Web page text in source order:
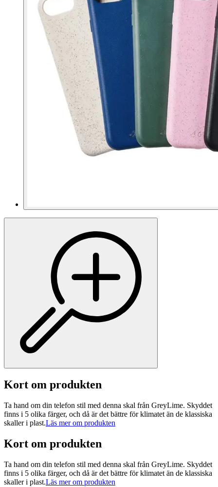
Kort om produkten
Ta hand om din telefon stil med denna skal från GreyLime. Skyddet
finns i 5 olika färger, och då är det bättre för klimatet än de klassiska
skaller i plast.Läs mer om produkten
Kort om produkten
Ta hand om din telefon stil med denna skal från GreyLime. Skyddet
finns i 5 olika färger, och då är det bättre för klimatet än de klassiska
skaller i plast.Läs mer om produkten